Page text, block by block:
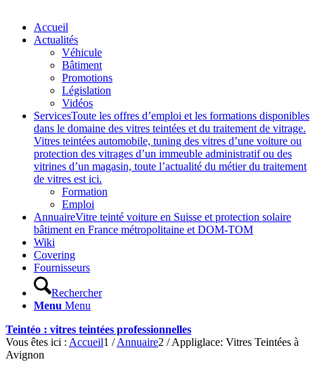
Accueil
Actualités
Véhicule
Bâtiment
Promotions
Législation
Vidéos
ServicesToute les offres d’emploi et les formations disponibles
dans le domaine des vitres teintées et du traitement de vitrage.
Vitres teintées automobile, tuning des vitres d’une voiture ou
protection des vitrages d’un immeuble administratif ou des
vitrines d’un magasin, toute l’actualité du métier du traitement
de vitres est ici.
Formation
Emploi
AnnuaireVitre teinté voiture en Suisse et protection solaire
bâtiment en France métropolitaine et DOM-TOM
Wiki
Covering
Fournisseurs
Rechercher
Menu Menu
Teintéo : vitres teintées professionnelles
Vous êtes ici : Accueil1 / Annuaire2 / Appliglace: Vitres Teintées à
Avignon